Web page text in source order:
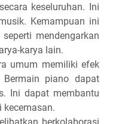
keseluruhan. Ini
Kemampuan ini
mendengarkan
karya lain.
umum memiliki efek
piano dapat
Ini dapat membantu
kecemasan.
berkolaborasi